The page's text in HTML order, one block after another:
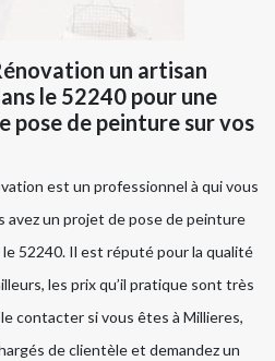
un artisan
le 52240 pour une
pose de peinture sur vos
est un professionnel à qui vous
avez un projet de pose de peinture
52240. Il est réputé pour la qualité
les prix qu’il pratique sont très
contacter si vous êtes à Millieres,
de clientèle et demandez un